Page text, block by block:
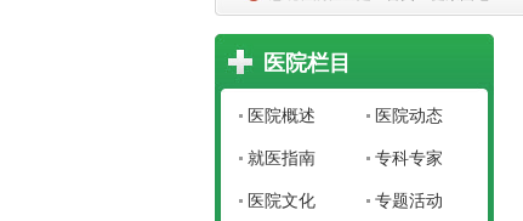
医院栏目
医院概述 医院动态
就医指南 专科专家
医院文化 专题活动